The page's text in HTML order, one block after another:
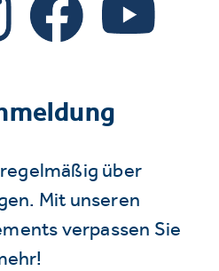
über
Mit unseren
verpassen Sie